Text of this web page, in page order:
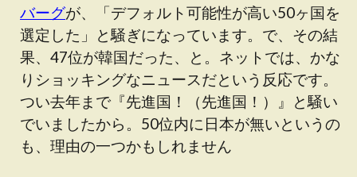
バーグが、「デフォルト可能性が高い50ヶ国を
選定した」と騒ぎになっています。で、その結
果、47位が韓国だった、と。ネットでは、かな
りショッキングなニュースだという反応です。
つい去年まで『先進国！（先進国！）』と騒い
でいましたから。50位内に日本が無いというの
も、理由の一つかもしれません